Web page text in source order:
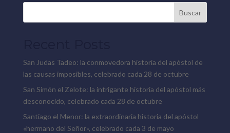
Buscar
San Judas Tadeo: la conmovedora historia del apóstol de
las causas imposibles, celebrado cada 28 de octubre
San Simón el Zelote: la intrigante historia del apóstol más
desconocido, celebrado cada 28 de octubre
Santiago el Menor: la extraordinaria historia del apóstol
«hermano del Señor», celebrado cada 3 de mayo